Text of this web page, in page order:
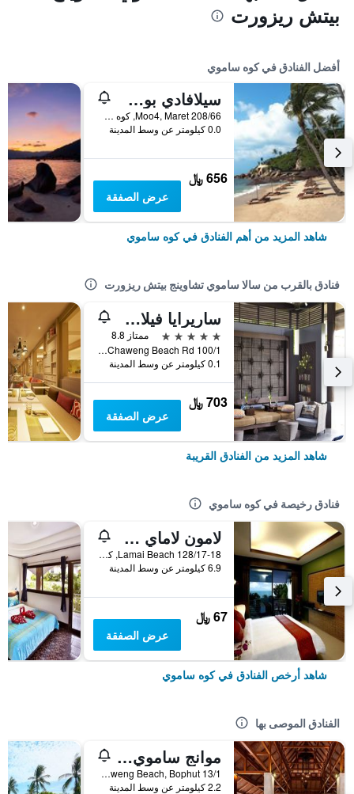
بيتش ريزورت
أفضل الفنادق في كوه ساموي
سيلافادي بول سبا ريزورت
208/66 Moo4, Maret, كوه ساموي, تايلاند
0.0 كيلومتر عن وسط المدينة
656 ﷼
عرض الصفقة
شاهد المزيد من أهم الفنادق في كوه ساموي
فنادق بالقرب من سالا ساموي تشاوينج بيتش ريزورت
ساريرايا فيلاس آند سويتس
5 نجوم
ممتاز 8.8
100/1 Moo 2, Chaweng Beach Rd., كوه ساموي, تايلاند
0.1 كيلومتر عن وسط المدينة
703 ﷼
عرض الصفقة
شاهد المزيد من الفنادق القريبة
فنادق رخيصة في كوه ساموي
لامون لاماي ريزيدنس
128/17-18 Lamai Beach, كوه ساموي, تايلاند
6.9 كيلومتر عن وسط المدينة
67 ﷼
عرض الصفقة
شاهد أرخص الفنادق في كوه ساموي
الفنادق الموصى بها
موانج ساموي سبا ريزورت
13/1 Moo2, Chaweng Beach, Bophut, كوه ساموي, تايلاند
2.2 كيلومتر عن وسط المدينة